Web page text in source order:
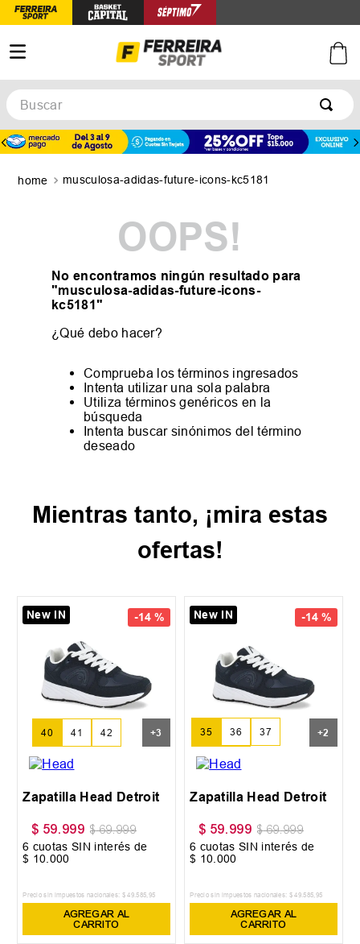
Buscar
musculosa-adidas-future-icons-kc5181
OOPS!
No encontramos ningún resultado para
"musculosa-adidas-future-icons-
kc5181"
¿Qué debo hacer?
Comprueba los términos ingresados
Intenta utilizar una sola palabra
Utiliza términos genéricos en la
búsqueda
Intenta buscar sinónimos del término
deseado
Mientras tanto, ¡mira estas
ofertas!
-14 %
New IN
40 41 42 +3
Zapatilla Head Detroit
$ 59.999 $ 69.999
6 cuotas SIN interés de
$ 10 000
Precio sin impuestos nacionales: $ 49.585,95
AGREGAR AL
CARRITO
-14 %
New IN
35 36 37
38 39
+2
Zapatilla Head Detroit
$ 59.999 $ 69.999
6 cuotas SIN interés de
$ 10 000
Precio sin impuestos nacionales: $ 49.585,95
AGREGAR AL
CARRITO
TÉRMINOS MÁS BUSCADOS
zapatillas mujer
zapatillas adidas